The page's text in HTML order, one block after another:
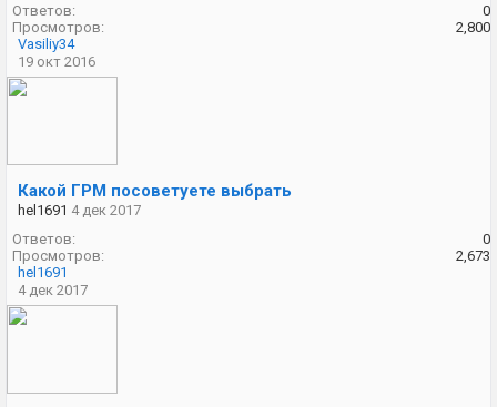
Ответов:
0
Просмотров:
2,800
Vasiliy34
19 окт 2016
Какой ГРМ посоветуете выбрать
hel1691 4 дек 2017
Ответов:
0
Просмотров:
2,673
hel1691
4 дек 2017